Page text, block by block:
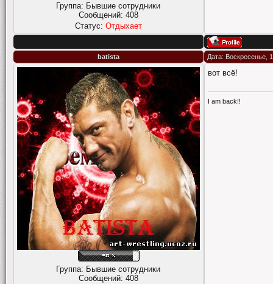
Группа: Бывшие сотрудники
Сообщений: 408
Статус: Отдыхает
batista Дата: Воскресенье,
Группа: Бывшие сотрудники
Сообщений: 408
вот всё!
I am back!!